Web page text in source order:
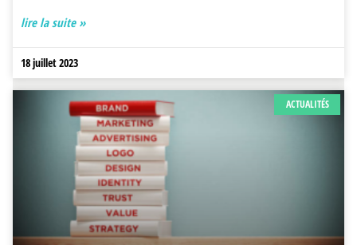
lire la suite »
18 juillet 2023
ACTUALITÉS